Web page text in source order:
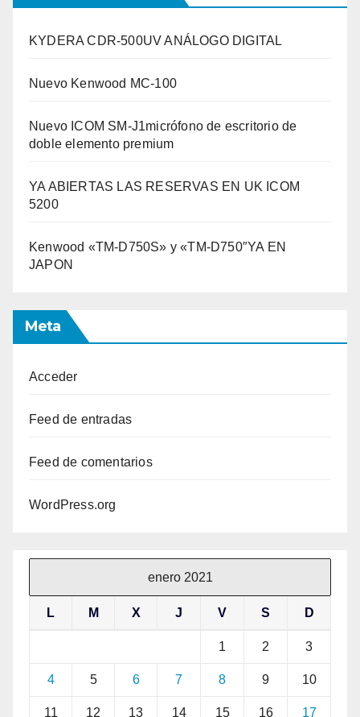
KYDERA CDR-500UV ANÁLOGO DIGITAL
Nuevo Kenwood MC-100
Nuevo ICOM SM-J1micrófono de escritorio de
doble elemento premium
YA ABIERTAS LAS RESERVAS EN UK ICOM
5200
Kenwood «TM-D750S» y «TM-D750″YA EN
JAPON
Meta
Acceder
Feed de entradas
Feed de comentarios
WordPress.org
enero 2021
L M X J V S D
1 2 3
4 5 6 7 8 9 10
11 12 13 14 15 16 17